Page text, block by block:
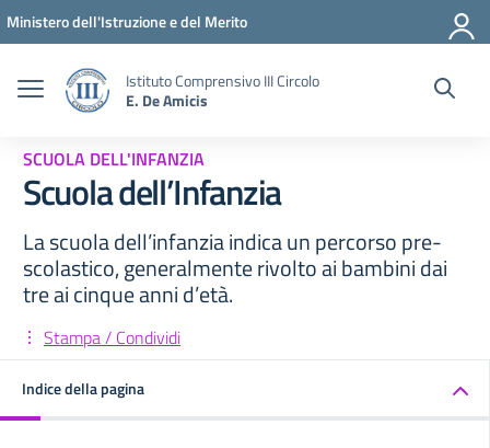
Vai ai contenuti
Vai al menu di navigazione
Vai al footer
Ministero dell'Istruzione e del Merito
Istituto Comprensivo III Circolo
E. De Amicis
SCUOLA DELL'INFANZIA
Scuola dell’Infanzia
La scuola dell’infanzia indica un percorso pre-
scolastico, generalmente rivolto ai bambini dai
tre ai cinque anni d’età.
Stampa / Condividi
Indice della pagina